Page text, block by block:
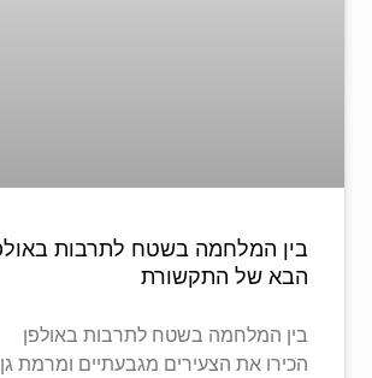
בין המלחמה בשטח לתרבות
הבא של התקשורת
בין המלחמה בשטח לתרבות באולפן
הכירו את הצעירים מגבעתיים ומרמת